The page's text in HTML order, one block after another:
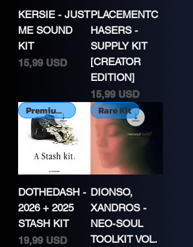
KERSIE - JUST
ME SOUND
KIT
Cena
15,99 USD
PLACEMENTC
HASERS -
SUPPLY KIT
[CREATOR
EDITION]
Cena
15,99 USD
Premium Kit
DOTHEDASH -
2026 + 2025
STASH KIT
Cena
19,99 USD
Rare Kit
DIONSO,
XANDROS -
NEO-SOUL
TOOLKIT VOL.